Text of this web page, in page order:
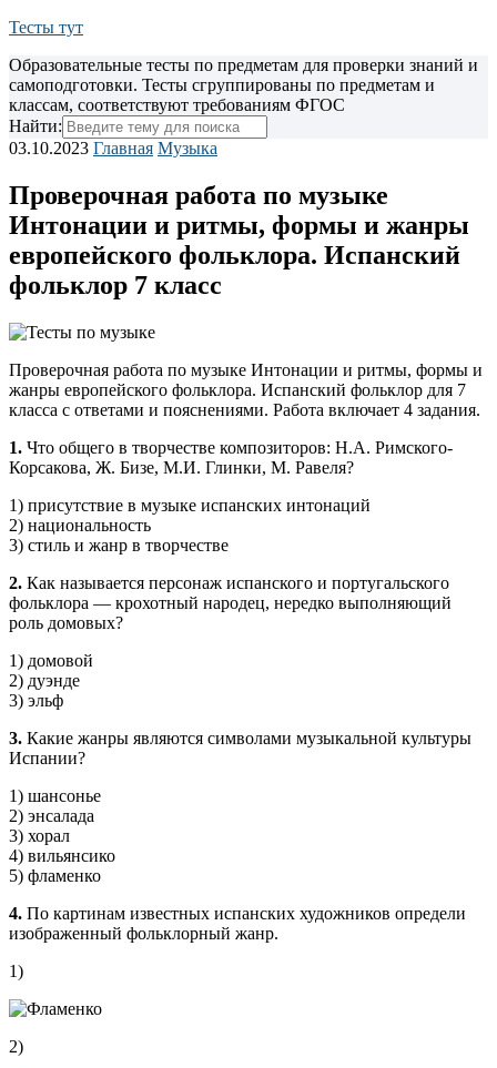
Тесты тут
Образовательные тесты по предметам для проверки знаний и
самоподготовки. Тесты сгруппированы по предметам и
классам, соответствуют требованиям ФГОС
Найти:
03.10.2023 Главная Музыка
Проверочная работа по музыке
Интонации и ритмы, формы и жанры
европейского фольклора. Испанский
фольклор 7 класс
Проверочная работа по музыке Интонации и ритмы, формы и
жанры европейского фольклора. Испанский фольклор для 7
класса с ответами и пояснениями. Работа включает 4 задания.
1. Что общего в творчестве композиторов: Н.А. Римского-
Корсакова, Ж. Бизе, М.И. Глинки, М. Равеля?
1) присутствие в музыке испанских интонаций
2) национальность
3) стиль и жанр в творчестве
2. Как называется персонаж испанского и португальского
фольклора — крохотный народец, нередко выполняющий
роль домовых?
1) домовой
2) дуэнде
3) эльф
3. Какие жанры являются символами музыкальной культуры
Испании?
1) шансонье
2) энсалада
3) хорал
4) вильянсико
5) фламенко
4. По картинам известных испанских художников определи
изображенный фольклорный жанр.
1)
2)